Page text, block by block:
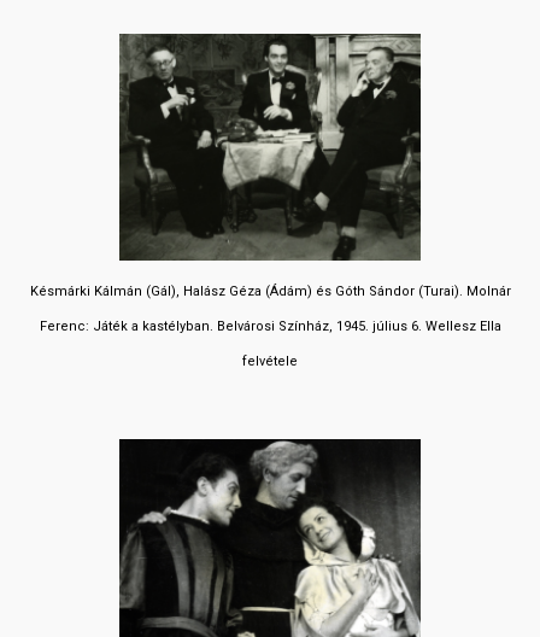
Késmárki Kálmán (Gál), Halász Géza (Ádám) és Góth Sándor (Turai). Molnár
Ferenc: Játék a kastélyban. Belvárosi Színház, 1945. július 6. Wellesz Ella
felvétele